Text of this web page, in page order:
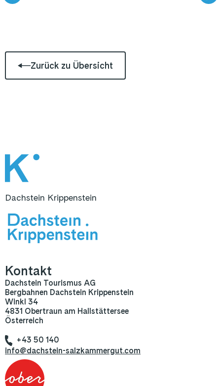
Zurück zu Übersicht
Dachstein Krippenstein
Kontakt
Dachstein Tourismus AG
Bergbahnen Dachstein Krippenstein
Winkl 34
4831 Obertraun am Hallstättersee
Österreich
+43 50 140
info@dachstein-salzkammergut.com